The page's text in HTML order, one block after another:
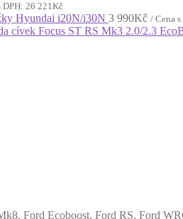
DPH: 26 221Kč
Hyundai i20N/i30N 3 990Kč / Cena s
cívek Focus ST RS Mk3 2.0/2.3
, Ford Ecoboost, Ford RS, Ford